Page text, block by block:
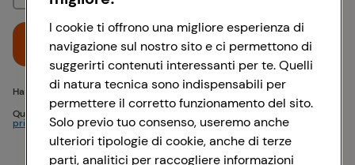
Hai problemi di accesso? {{recover-pwd}} o {{recover-email}}
Questo sito è protetto da reCAPTCHA e si applicano
privacy eTermini di servizioGoogle
Accedi
I cookie ti offrono una migliore esperienza di
navigazione sul nostro sito e ci permettono di
suggerirti contenuti interessanti per te. Quelli
di natura tecnica sono indispensabili per
permettere il corretto funzionamento del sito.
Solo previo tuo consenso, useremo anche
ulteriori tipologie di cookie, anche di terze
parti, analitici per raccogliere informazioni